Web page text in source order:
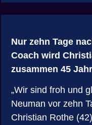
Nur zehn Tage
Coach wird
zusammen 45
„Wir sind froh und
Neuman vor zehn
Christian Rothe